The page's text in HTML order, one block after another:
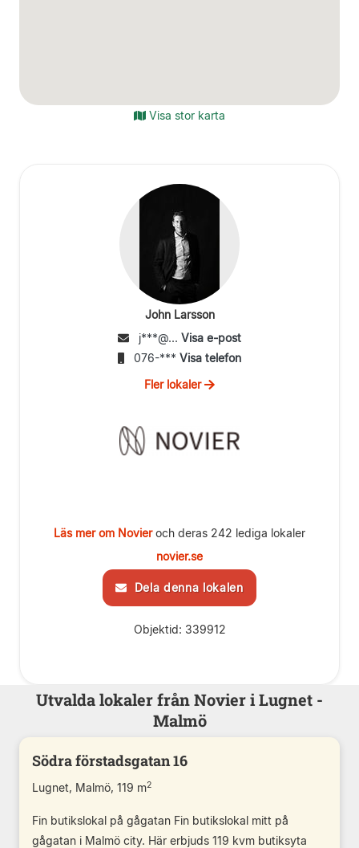
Visa stor karta
John Larsson
j***@... Visa e-post
076-*** Visa telefon
Fler lokaler
Läs mer om Novieroch deras 242 lediga lokaler
novier.se
Dela denna lokalen
Objektid: 339912
Utvalda lokaler från Novier i Lugnet -
Malmö
Södra förstadsgatan 16
Lugnet, Malmö, 119 m2
Fin butikslokal på gågatan Fin butikslokal mitt på
gågatan i Malmö city. Här erbjuds 119 kvm butiksyta